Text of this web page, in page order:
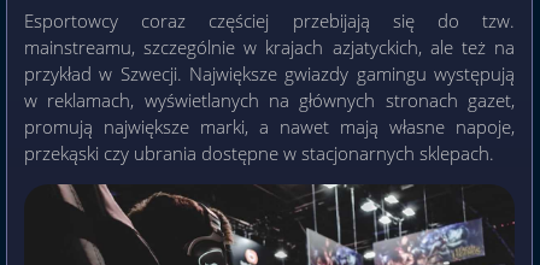
Esportowcy coraz częściej przebijają się do tzw.
mainstreamu, szczególnie w krajach azjatyckich, ale też na
przykład w Szwecji. Największe gwiazdy gamingu występują
w reklamach, wyświetlanych na głównych stronach gazet,
promują największe marki, a nawet mają własne napoje,
przekąski czy ubrania dostępne w stacjonarnych sklepach.